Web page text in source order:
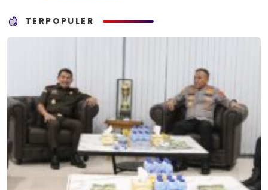
TERPOPULER